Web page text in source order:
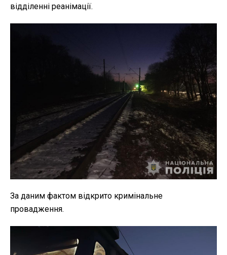
відділенні реанімації.
За даним фактом відкрито кримінальне
провадження.